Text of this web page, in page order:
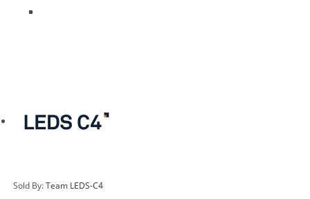
Sold By:Team LEDS-C4